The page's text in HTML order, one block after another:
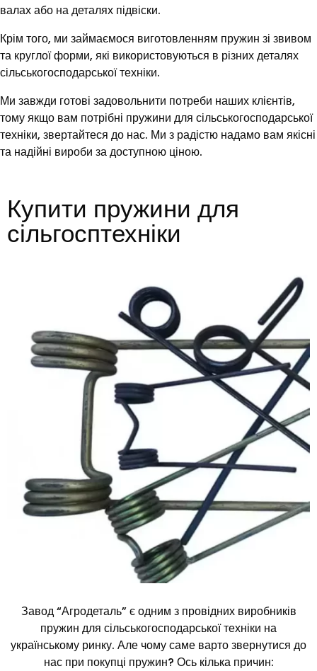
валах або на деталях підвіски.
Крім того, ми займаємося виготовленням пружин зі звивом
та круглої форми, які використовуються в різних деталях
сільськогосподарської техніки.
Ми завжди готові задовольнити потреби наших клієнтів,
тому якщо вам потрібні пружини для сільськогосподарської
техніки, звертайтеся до нас. Ми з радістю надамо вам якісні
та надійні вироби за доступною ціною.
Купити пружини для
сільгосптехніки
Завод “Агродеталь” є одним з провідних виробників
пружин для сільськогосподарської техніки на
українському ринку. Але чому саме варто звернутися до
нас при покупці пружин? Ось кілька причин: